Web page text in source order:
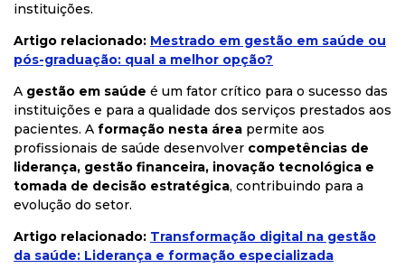
instituições.
Artigo relacionado: Mestrado em gestão em saúde ou
pós-graduação: qual a melhor opção?
A gestão em saúde é um fator crítico para o sucesso das
instituições e para a qualidade dos serviços prestados aos
pacientes. A formação nesta área permite aos
profissionais de saúde desenvolver competências de
liderança, gestão financeira, inovação tecnológica e
tomada de decisão estratégica, contribuindo para a
evolução do setor.
Artigo relacionado: Transformação digital na gestão
da saúde: Liderança e formação especializada